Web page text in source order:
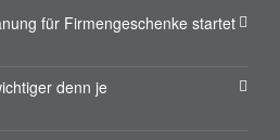
für Firmengeschenke startet
denn je